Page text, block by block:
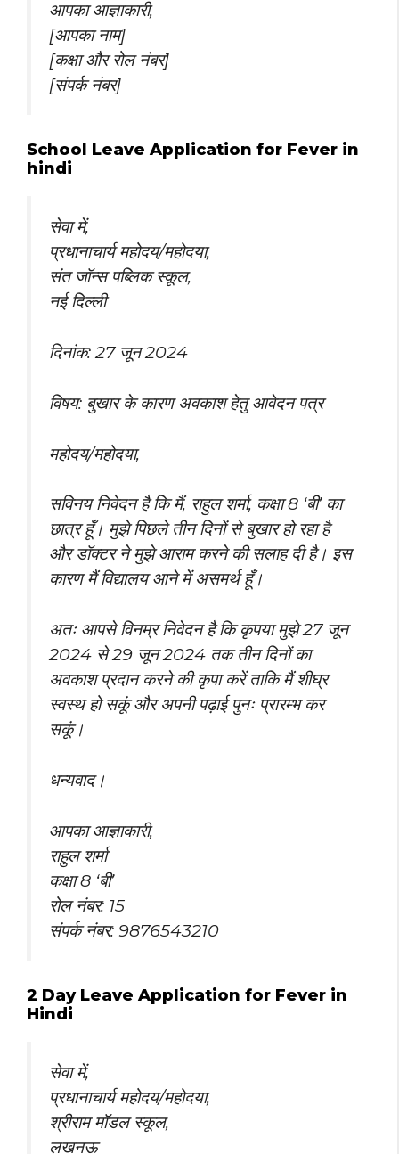
आपका आज्ञाकारी,
[आपका नाम]
[कक्षा और रोल नंबर]
[संपर्क नंबर]
School Leave Application for Fever in
hindi
सेवा में,
प्रधानाचार्य महोदय/महोदया,
संत जॉन्स पब्लिक स्कूल,
नई दिल्ली
दिनांक: 27 जून 2024
विषय: बुखार के कारण अवकाश हेतु आवेदन पत्र
महोदय/महोदया,
सविनय निवेदन है कि मैं, राहुल शर्मा, कक्षा 8 ‘बी’ का
छात्र हूँ। मुझे पिछले तीन दिनों से बुखार हो रहा है
और डॉक्टर ने मुझे आराम करने की सलाह दी है। इस
कारण मैं विद्यालय आने में असमर्थ हूँ।
अतः आपसे विनम्र निवेदन है कि कृपया मुझे 27 जून
2024 से 29 जून 2024 तक तीन दिनों का
अवकाश प्रदान करने की कृपा करें ताकि मैं शीघ्र
स्वस्थ हो सकूं और अपनी पढ़ाई पुनः प्रारम्भ कर
सकूं।
धन्यवाद।
आपका आज्ञाकारी,
राहुल शर्मा
कक्षा 8 ‘बी’
रोल नंबर: 15
संपर्क नंबर: 9876543210
2 Day Leave Application for Fever in
Hindi
सेवा में,
प्रधानाचार्य महोदय/महोदया,
श्रीराम मॉडल स्कूल,
लखनऊ